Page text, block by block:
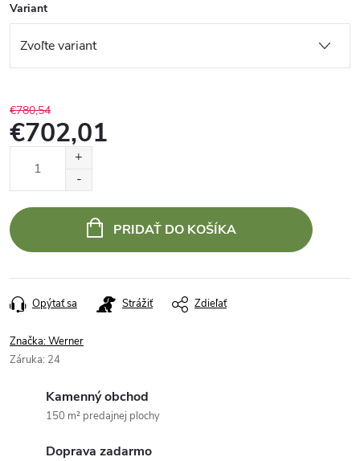
Variant
€780,54
€702,01
PRIDAŤ DO KOŠÍKA
Opýtať sa Strážiť Zdieľať
Značka:Werner
Záruka: 24
Kamenný obchod
150 m² predajnej plochy
Doprava zadarmo